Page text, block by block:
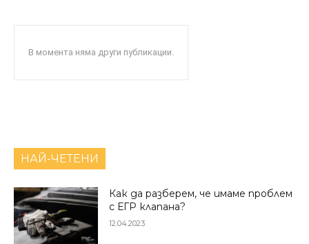
В момента няма други публикации.
НАЙ-ЧЕТЕНИ
Как да разберем, че имаме проблем
с ЕГР клапана?
12.04.2023